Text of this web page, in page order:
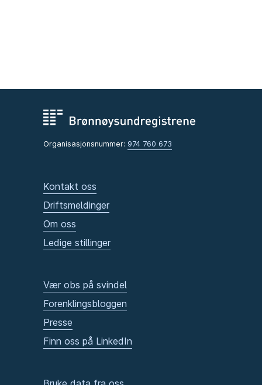
Organisasjonsnummer: 974 760 673
Kontakt oss
Driftsmeldinger
Om oss
Ledige stillinger
Vær obs på svindel
Forenklingsbloggen
Presse
Finn oss på LinkedIn